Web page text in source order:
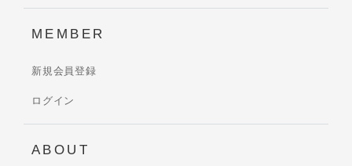
MEMBER
新規会員登録
ログイン
ABOUT